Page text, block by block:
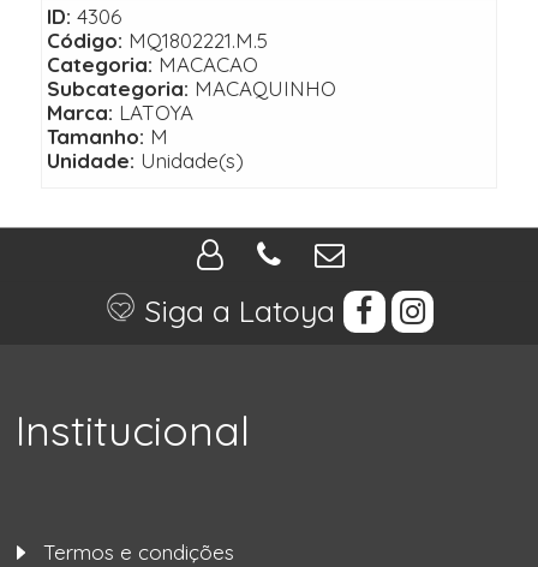
ID: 4306
Código: MQ1802221.M.5
Categoria: MACACAO
Subcategoria: MACAQUINHO
Marca: LATOYA
Tamanho: M
Unidade: Unidade(s)
Siga a Latoya
Institucional
Termos e condições